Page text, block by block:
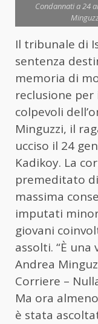
Condannati a 24
Il tribunale di
sentenza
memoria di
reclusione
colpevoli
Minguzzi, il
ucciso il 24
Kadikoy. La
premeditato
massima
imputati
giovani
assolti. “È
Andrea
Corriere –
Ma ora
è stata